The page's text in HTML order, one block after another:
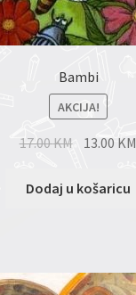
Bambi
AKCIJA!
17.00KM 13.00 KM
Dodaj u košaricu